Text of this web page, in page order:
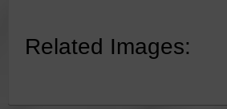
Related Images: